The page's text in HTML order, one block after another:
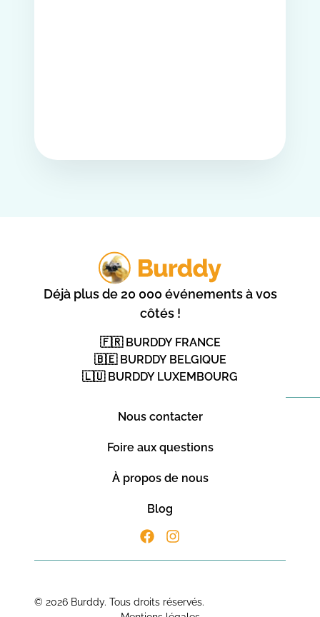
Déjà plus de 20 000 événements à vos
côtés !
🇫🇷 BURDDY FRANCE
🇧🇪 BURDDY BELGIQUE
🇱🇺 BURDDY LUXEMBOURG
Nous contacter
Foire aux questions
À propos de nous
Blog
© 2026 Burddy. Tous droits réservés.